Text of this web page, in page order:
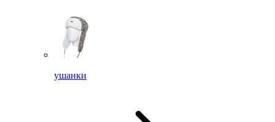
ушанки